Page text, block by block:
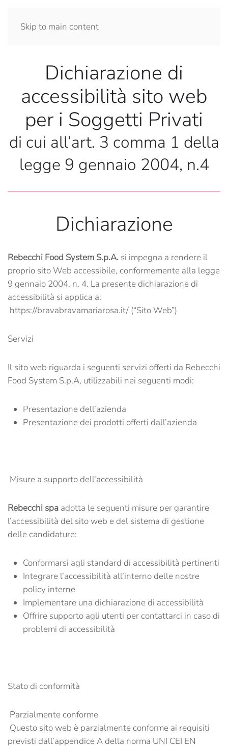
Skip to main content
Dichiarazione di
accessibilità sito web
per i Soggetti Privati
di cui all’art. 3 comma 1 della
legge 9 gennaio 2004, n.4
Dichiarazione
Rebecchi Food System S.p.A. si impegna a rendere il
proprio sito Web accessibile, conformemente alla legge
9 gennaio 2004, n. 4. La presente dichiarazione di
accessibilità si applica a:
https://bravabravamariarosa.it/ (“Sito Web”)
Servizi
Il sito web riguarda i seguenti servizi offerti da Rebecchi
Food System S.p.A, utilizzabili nei seguenti modi:
Presentazione dell’azienda
Presentazione dei prodotti offerti dall’azienda
Misure a supporto dell'accessibilità
Rebecchi spa adotta le seguenti misure per garantire
l’accessibilità del sito web e del sistema di gestione
delle candidature:
Conformarsi agli standard di accessibilità pertinenti
Integrare l’accessibilità all’interno delle nostre
policy interne
Implementare una dichiarazione di accessibilità
Offrire supporto agli utenti per contattarci in caso di
problemi di accessibilità
Stato di conformità
Parzialmente conforme
Questo sito web è parzialmente conforme ai requisiti
previsti dall’appendice A della norma UNI CEI EN